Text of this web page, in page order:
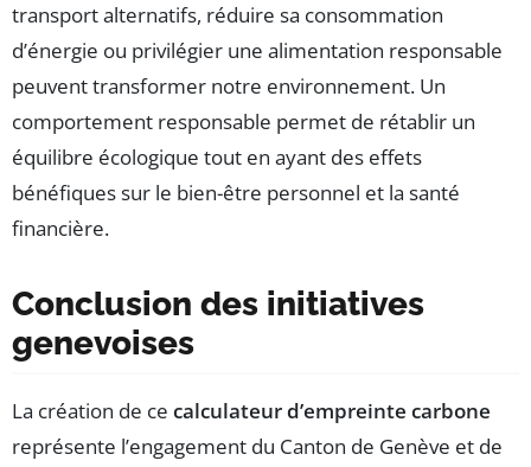
transport alternatifs, réduire sa consommation
d’énergie ou privilégier une alimentation responsable
peuvent transformer notre environnement. Un
comportement responsable permet de rétablir un
équilibre écologique tout en ayant des effets
bénéfiques sur le bien-être personnel et la santé
financière.
Conclusion des initiatives
genevoises
La création de ce calculateur d’empreinte carbone
représente l’engagement du Canton de Genève et de